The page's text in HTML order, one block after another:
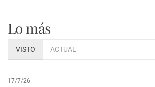
Lo más
VISTO ACTUAL
17/7/26